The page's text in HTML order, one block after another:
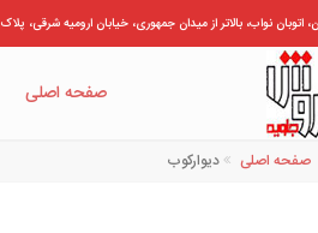
اتوبان نواب، بالاتر از میدان جمهوری، خیابان ارومیه شرقی، پلاک 87
صفحه اصلی
صفحه اصلی دیوارکوب